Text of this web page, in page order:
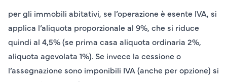
per gli immobili abitativi, se l’operazione è esente IVA, si
applica l’aliquota proporzionale al 9%, che si riduce
quindi al 4,5% (se prima casa aliquota ordinaria 2%,
aliquota agevolata 1%). Se invece la cessione o
l’assegnazione sono imponibili IVA (anche per opzione) si